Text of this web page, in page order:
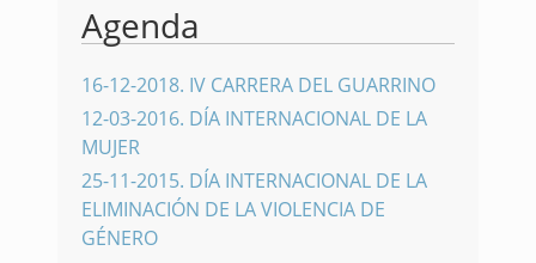
Agenda
16-12-2018. IV CARRERA DEL GUARRINO
12-03-2016. DÍA INTERNACIONAL DE LA
MUJER
25-11-2015. DÍA INTERNACIONAL DE LA
ELIMINACIÓN DE LA VIOLENCIA DE
GÉNERO